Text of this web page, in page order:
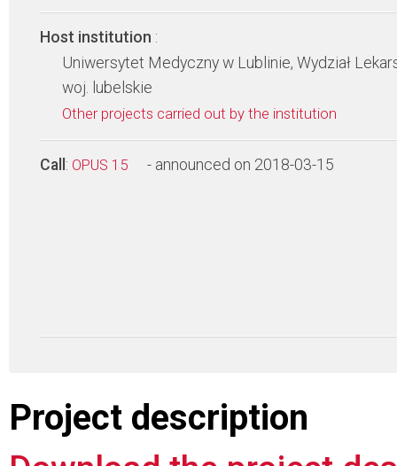
Host institution :
Uniwersytet Medyczny w Lublinie, Wydział
woj. lubelskie
Other projects carried out by the institution
Call : OPUS 15 - announced on 2018-03-15
Project description